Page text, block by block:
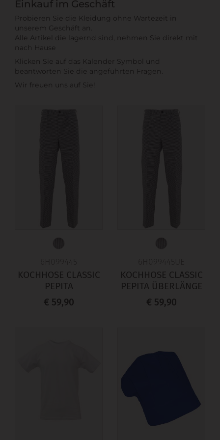
Einkauf im Geschäft
Probieren Sie die Kleidung ohne Wartezeit in
unserem Geschäft an.
Alle Artikel die lagernd sind, nehmen Sie direkt mit
nach Hause
Klicken Sie auf das Kalender Symbol und
beantworten Sie die angeführten Fragen.
Wir freuen uns auf Sie!
KOCHHOSE CLASSIC
PEPITA
€ 59,90
KOCHHOSE CLASSIC
PEPITA ÜBERLÄNGE
€ 59,90